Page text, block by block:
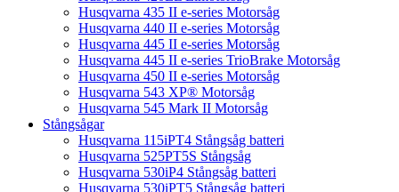
Husqvarna 435 II e-series Motorsåg
Husqvarna 440 II e-series Motorsåg
Husqvarna 445 II e-series Motorsåg
Husqvarna 445 II e-series TrioBrake Motorsåg
Husqvarna 450 II e-series Motorsåg
Husqvarna 543 XP® Motorsåg
Husqvarna 545 Mark II Motorsåg
Stångsågar
Husqvarna 115iPT4 Stångsåg batteri
Husqvarna 525PT5S Stångsåg
Husqvarna 530iP4 Stångsåg batteri
Husqvarna 530iPT5 Stångsåg batteri